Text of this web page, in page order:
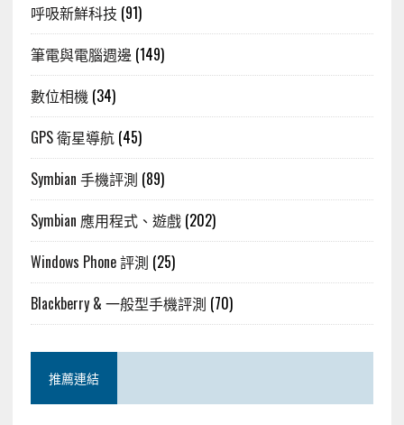
呼吸新鮮科技 (91)
筆電與電腦週邊 (149)
數位相機 (34)
GPS 衛星導航(45)
Symbian 手機評測 (89)
Symbian 應用程式、遊戲(202)
Windows Phone 評測 (25)
Blackberry & 一般型手機評測 (70)
推薦連結